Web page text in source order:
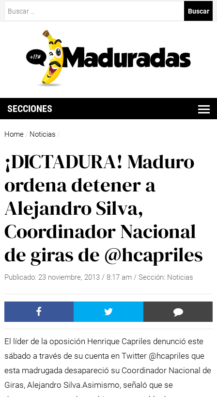
SECCIONES
Home / Noticias /
¡DICTADURA! Maduro
ordena detener a
Alejandro Silva,
Coordinador Nacional
de giras de @hcapriles
Publicado: 23 noviembre, 2013/ 8:17 am / Sección: Noticias
El líder de la oposición Henrique Capriles denunció este
sábado a través de su cuenta en Twitter @hcapriles que
esta madrugada desapareció su Coordinador Nacional de
Giras, Alejandro Silva.Asimismo, señaló que se